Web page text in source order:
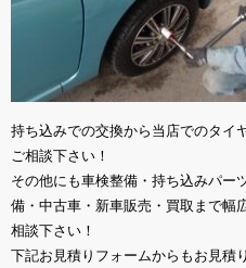
持ち込みでの交換から当店でのタイ
ご相談下さい！
その他にも車検整備・持ち込みパー
備・中古車・新車販売・買取まで幅
相談下さい！
下記お見積りフォームからもお見積